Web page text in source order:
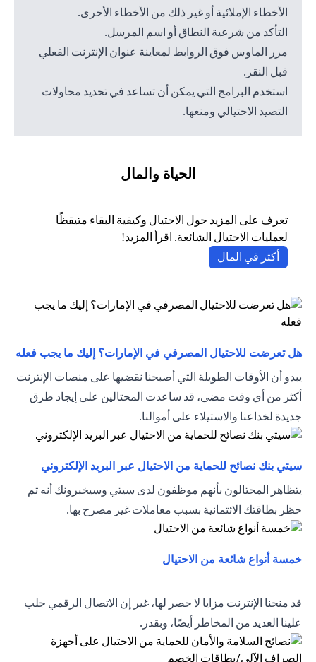
الأخطاء الإملائية أو غير ذلك من الأخطاء الأخرى.
التأكد من شرعية النطاق أو اسم المرسل.
مرر الماوس فوق الروابط لمعاينة عنوان الإنترنت الفعلي
قبل النقر.
استخدم البرامج التي يمكن أن تساعد في تحديد محاولات
التصيد الاحتيالي ومنعها.
الحياة والمال
تعرف على المزيد حول الاحتيال وكيفية البقاء متيقظًا
لعمليات الاحتيال الشائعة. اقرأ المزيد!
أكثر في المال
هل تعرضت للاحتيال المصرفي في الإمارات؟ إليك ما يجب فعله
يبدو أن الأوقات الطويلة التي أصبحنا نقضيها على منصات الإنترنت
أكثر من أي وقت مضى، قد ساعدت المحتالين على إيجاد طرق
جديدة لخداعنا والاستيلاء على أموالنا.
سيتي بنك نصائح للحماية من الاحتيال عبر البريد الإلكتروني
يتظاهر المحتالون بأنهم موظفون لدى سيتي وسيخبرونك أنه تم
حظر بطاقتك الائتمانية بسبب معاملات غير مصرح بها.
خمسة أنواع شائعة من الاحتيال
قد منحنا الإنترنت مزايا لا حصر لها، غير إن الاتصال الرقمي جلب
علينا العديد من المخاطر أيضًا، وبقدر.